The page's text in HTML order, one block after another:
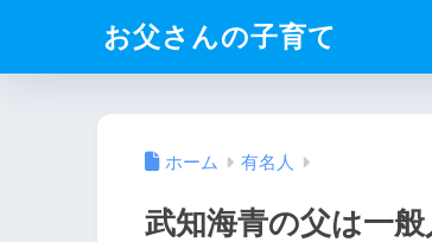
お父さんの子育て
ホーム 有名人
武知海青の父は一